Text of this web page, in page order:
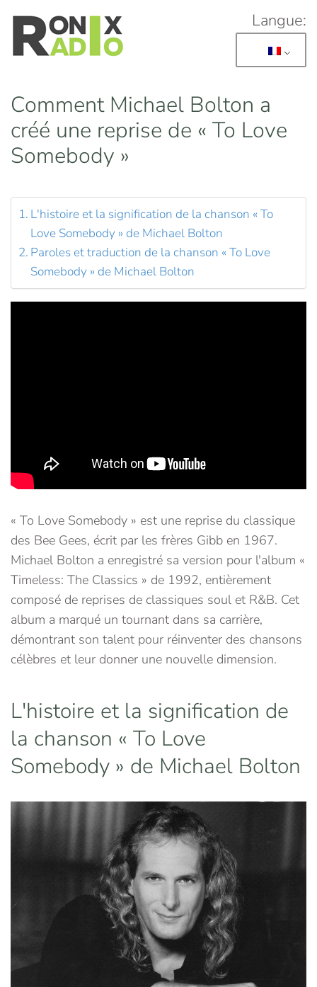
Skip to main content
Langue:
Comment Michael Bolton a
créé une reprise de « To Love
Somebody »
L'histoire et la signification de la chanson « To
Love Somebody » de Michael Bolton
Paroles et traduction de la chanson « To Love
Somebody » de Michael Bolton
« To Love Somebody » est une reprise du classique
des Bee Gees, écrit par les frères Gibb en 1967.
Michael Bolton a enregistré sa version pour l'album «
Timeless: The Classics » de 1992, entièrement
composé de reprises de classiques soul et R&B. Cet
album a marqué un tournant dans sa carrière,
démontrant son talent pour réinventer des chansons
célèbres et leur donner une nouvelle dimension.
L'histoire et la signification de
la chanson « To Love
Somebody » de Michael Bolton